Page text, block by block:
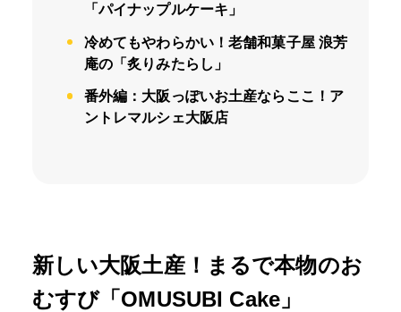
「パイナップルケーキ」
冷めてもやわらかい！老舗和菓子屋 浪芳
庵の「炙りみたらし」
番外編：大阪っぽいお土産ならここ！ア
ントレマルシェ大阪店
新しい大阪土産！まるで本物のお
むすび「OMUSUBI Cake」